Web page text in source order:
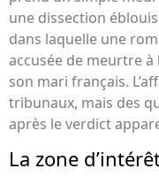
une dissection
dans laquelle une
accusée de meurtre
son mari français.
tribunaux, mais des
après le verdict
La zone